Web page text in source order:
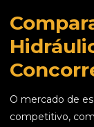
O mercado de
competitivo,